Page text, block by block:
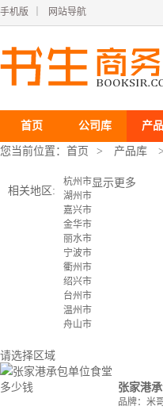
手机版 网站导航
首页 公司库 产
您当前位置： 首页 > 产品库 >
相关地区:
杭州市
湖州市
嘉兴市
金华市
丽水市
宁波市
衢州市
绍兴市
台州市
温州市
舟山市
显示更多
请选择区域
张家港
品牌：米